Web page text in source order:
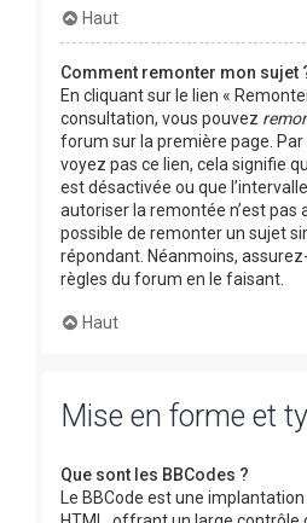
Haut
Comment remonter mon sujet
En cliquant sur le lien «
consultation, vous pouvez
forum sur la première page. Par
voyez pas ce lien, cela signifie
est désactivée ou que
autoriser la remontée n’est
possible de remonter un sujet
répondant. Néanmoins,
règles du forum en le faisant.
Haut
Mise en forme et
Que sont les BBCodes ?
Le BBCode est une